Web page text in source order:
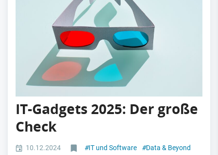
IT-Gadgets 2025: Der große
Check
10.12.2024 #IT und Software #Data & Beyond